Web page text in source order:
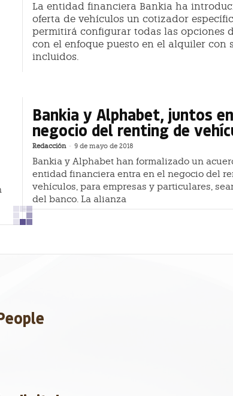
La entidad financiera Bankia ha
oferta de vehículos un cotizador
permitirá configurar todas las opciones
con el enfoque puesto en el alquiler con
incluidos.
Bankia y Alphabet, juntos
negocio del renting de
Redacción - 9 de mayo de 2018
Bankia y Alphabet han formalizado un
entidad financiera entra en el negocio del
vehículos, para empresas y particulares,
del banco. La alianza